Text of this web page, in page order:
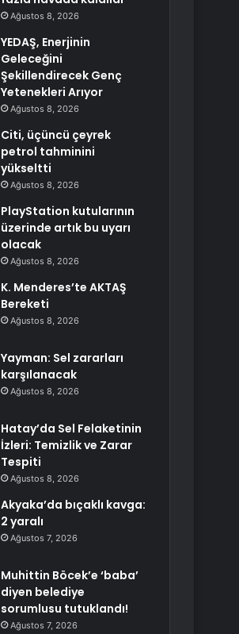
Ağustos 8, 2026
YEDAŞ, Enerjinin
Geleceğini
Şekillendirecek Genç
Yetenekleri Arıyor
Ağustos 8, 2026
Citi, üçüncü çeyrek
petrol tahminini
yükseltti
Ağustos 8, 2026
PlayStation kutularının
üzerinde artık bu uyarı
olacak
Ağustos 8, 2026
K. Menderes’te AKTAŞ
Bereketi
Ağustos 8, 2026
Yayman: Sel zararları
karşılanacak
Ağustos 8, 2026
Hatay’da Sel Felaketinin
İzleri: Temizlik ve Zarar
Tespiti
Ağustos 8, 2026
Akyaka’da bıçaklı kavga:
2 yaralı
Ağustos 7, 2026
Muhittin Böcek’e ‘baba’
diyen belediye
sorumlusu tutuklandı!
Ağustos 7, 2026